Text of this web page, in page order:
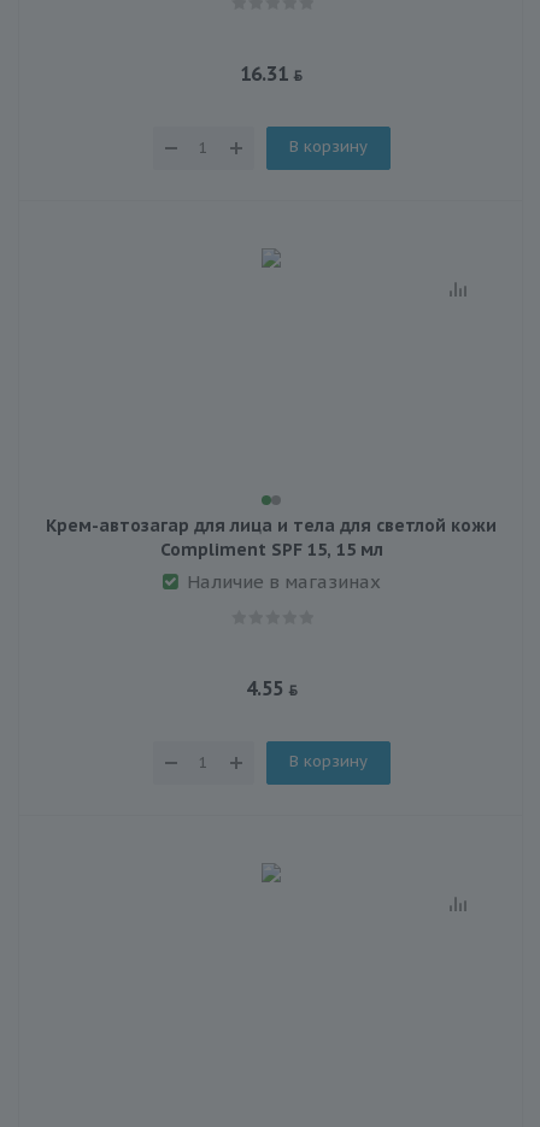
16.31
В корзину
Крем-автозагар для лица и тела для светлой кожи
Compliment SPF 15, 15 мл
Наличие в магазинах
4.55
В корзину